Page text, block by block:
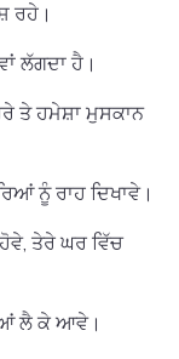
ਰਹੇ।
ਲੱਗਦਾ ਹੈ।
ਤੇ ਹਮੇਸ਼ਾ ਮੁਸਕਾਨ
ਨੂੰ ਰਾਹ ਦਿਖਾਵੇ।
ਤੇਰੇ ਘਰ ਵਿੱਚ
ਲੈ ਕੇ ਆਵੇ।